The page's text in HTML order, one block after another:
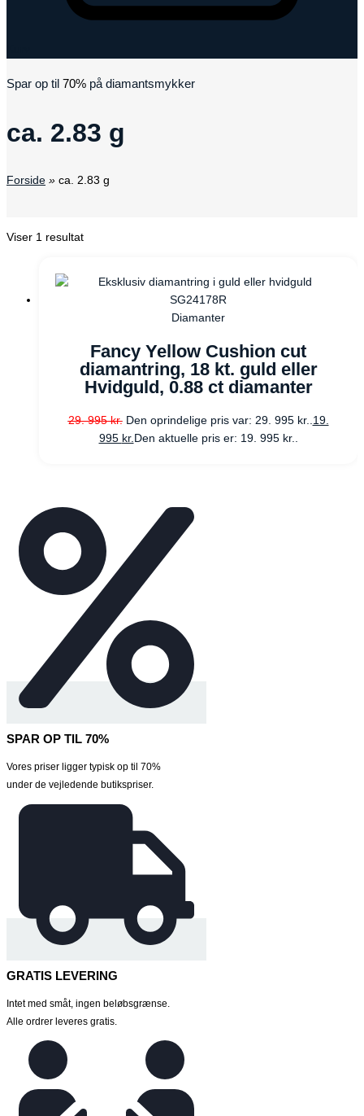
Spar op til 70% på diamantsmykker
ca. 2.83 g
Forside » ca. 2.83 g
Viser 1 resultat
Diamanter
Fancy Yellow Cushion cut
diamantring, 18 kt. guld eller
Hvidguld, 0.88 ct diamanter
29. 995kr. Den oprindelige pris var: 29. 995 kr.. 19.
995 kr. Den aktuelle pris er: 19. 995 kr..
SPAR OP TIL 70%
Vores priser ligger typisk op til 70%
under de vejledende butikspriser.
GRATIS LEVERING
Intet med småt, ingen beløbsgrænse.
Alle ordrer leveres gratis.